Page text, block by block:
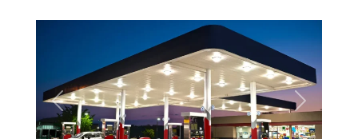
Précédente Prochaine